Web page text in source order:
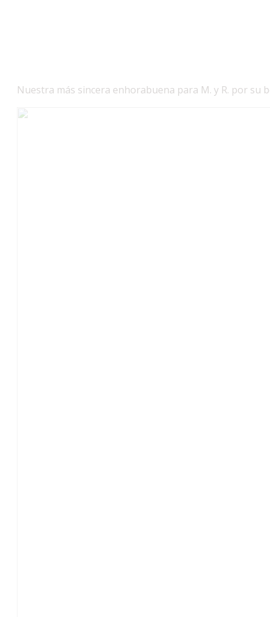
Nuestra más sincera enhorabuena para M. y R. por su